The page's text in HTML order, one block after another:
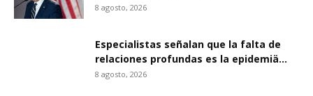
8 agosto, 2026
Especialistas señalan que la falta de
relaciones profundas es la epidemiä...
8 agosto, 2026